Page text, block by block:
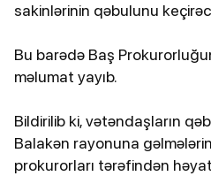
sakinlərinin qəbulunu
Bu barədə Baş
məlumat yayıb.
Bildirilib ki, vətəndaşların
Balakən rayonuna
prokurorları tərəfindən